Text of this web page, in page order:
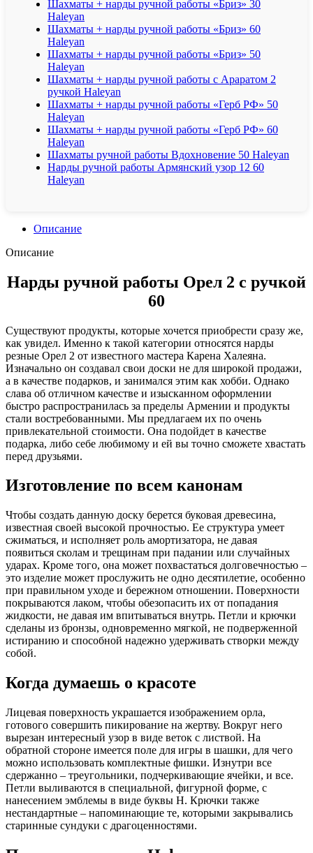
Шахматы + нарды ручной работы «Бриз» 30
Haleyan
Шахматы + нарды ручной работы «Бриз» 60
Haleyan
Шахматы + нарды ручной работы «Бриз» 50
Haleyan
Шахматы + нарды ручной работы с Араратом 2
ручкой Haleyan
Шахматы + нарды ручной работы «Герб РФ» 50
Haleyan
Шахматы + нарды ручной работы «Герб РФ» 60
Haleyan
Шахматы ручной работы Вдохновение 50 Haleyan
Нарды ручной работы Армянский узор 12 60
Haleyan
Описание
Описание
Нарды ручной работы Орел 2 с ручкой
60
Существуют продукты, которые хочется приобрести сразу же,
как увидел. Именно к такой категории относятся нарды
резные Орел 2 от известного мастера Карена Халеяна.
Изначально он создавал свои доски не для широкой продажи,
а в качестве подарков, и занимался этим как хобби. Однако
слава об отличном качестве и изысканном оформлении
быстро распространилась за пределы Армении и продукты
стали востребованными. Мы предлагаем их по очень
привлекательной стоимости. Она подойдет в качестве
подарка, либо себе любимому и ей вы точно сможете хвастать
перед друзьями.
Изготовление по всем канонам
Чтобы создать данную доску берется буковая древесина,
известная своей высокой прочностью. Ее структура умеет
сжиматься, и исполняет роль амортизатора, не давая
появиться сколам и трещинам при падании или случайных
ударах. Кроме того, она может похвастаться долговечностью –
это изделие может прослужить не одно десятилетие, особенно
при правильном уходе и бережном отношении. Поверхности
покрываются лаком, чтобы обезопасить их от попадания
жидкости, не давая им впитываться внутрь. Петли и крючки
сделаны из бронзы, одновременно мягкой, не подверженной
истиранию и способной надежно удерживать створки между
собой.
Когда думаешь о красоте
Лицевая поверхность украшается изображением орла,
готового совершить пикирование на жертву. Вокруг него
вырезан интересный узор в виде веток с листвой. На
обратной стороне имеется поле для игры в шашки, для чего
можно использовать комплектные фишки. Изнутри все
сдержанно – треугольники, подчеркивающие ячейки, и все.
Петли выливаются в специальной, фигурной форме, с
нанесением эмблемы в виде буквы H. Крючки также
нестандартные – напоминающие те, которыми закрывались
старинные сундуки с драгоценностями.